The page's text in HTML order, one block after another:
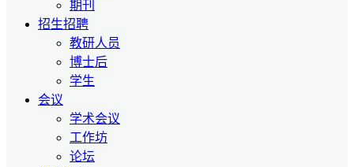
期刊
招生招聘
教研人员
博士后
学生
会议
学术会议
工作坊
论坛